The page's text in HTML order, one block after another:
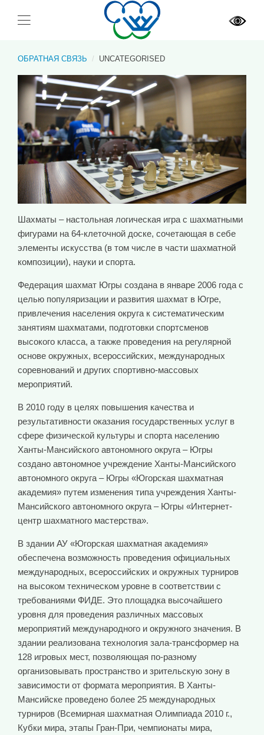
ОБРАТНАЯ СВЯЗЬ UNCATEGORISED
Шахматы – настольная логическая игра с шахматными
фигурами на 64-клеточной доске, сочетающая в себе
элементы искусства (в том числе в части шахматной
композиции), науки и спорта.
Федерация шахмат Югры создана в январе 2006 года с
целью популяризации и развития шахмат в Югре,
привлечения населения округа к систематическим
занятиям шахматами, подготовки спортсменов
высокого класса, а также проведения на регулярной
основе окружных, всероссийских, международных
соревнований и других спортивно-массовых
мероприятий.
В 2010 году в целях повышения качества и
результативности оказания государственных услуг в
сфере физической культуры и спорта населению
Ханты-Мансийского автономного округа – Югры
создано автономное учреждение Ханты-Мансийского
автономного округа – Югры «Югорская шахматная
академия» путем изменения типа учреждения Ханты-
Мансийского автономного округа – Югры «Интернет-
центр шахматного мастерства».
В здании АУ «Югорская шахматная академия»
обеспечена возможность проведения официальных
международных, всероссийских и окружных турниров
на высоком техническом уровне в соответствии с
требованиями ФИДЕ. Это площадка высочайшего
уровня для проведения различных массовых
мероприятий международного и окружного значения. В
здании реализована технология зала-трансформер на
128 игровых мест, позволяющая по-разному
организовывать пространство и зрительскую зону в
зависимости от формата мероприятия. В Ханты-
Мансийске проведено более 25 международных
турниров (Всемирная шахматная Олимпиада 2010 г.,
Кубки мира, этапы Гран-При, чемпионаты мира,